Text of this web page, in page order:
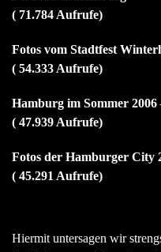
( 71.784 Aufrufe)
Fotos vom Stadtfest
( 54.333 Aufrufe)
Hamburg im Sommer 2006
( 47.939 Aufrufe)
Fotos der Hamburger City
( 45.291 Aufrufe)
Hiermit untersagen wir